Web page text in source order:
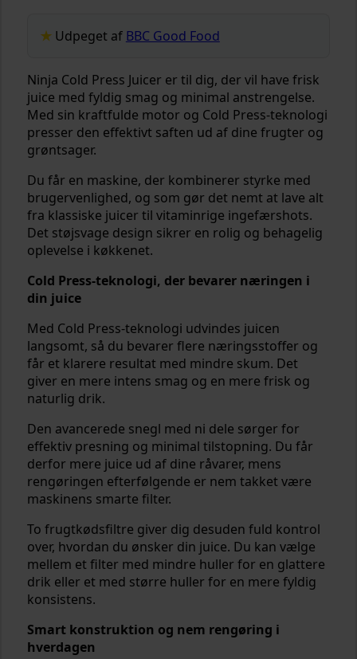
Udpeget af BBC Good Food
Ninja Cold Press Juicer er til dig, der vil have frisk
juice med fyldig smag og minimal anstrengelse.
Med sin kraftfulde motor og Cold Press-teknologi
presser den effektivt saften ud af dine frugter og
grøntsager.
Du får en maskine, der kombinerer styrke med
brugervenlighed, og som gør det nemt at lave alt
fra klassiske juicer til vitaminrige ingefærshots.
Det støjsvage design sikrer en rolig og behagelig
oplevelse i køkkenet.
Cold Press-teknologi, der bevarer næringen i
din juice
Med Cold Press-teknologi udvindes juicen
langsomt, så du bevarer flere næringsstoffer og
får et klarere resultat med mindre skum. Det
giver en mere intens smag og en mere frisk og
naturlig drik.
Den avancerede snegl med ni dele sørger for
effektiv presning og minimal tilstopning. Du får
derfor mere juice ud af dine råvarer, mens
rengøringen efterfølgende er nem takket være
maskinens smarte filter.
To frugtkødsfiltre giver dig desuden fuld kontrol
over, hvordan du ønsker din juice. Du kan vælge
mellem et filter med mindre huller for en glattere
drik eller et med større huller for en mere fyldig
konsistens.
Smart konstruktion og nem rengøring i
hverdagen